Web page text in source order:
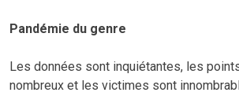
Pandémie du genre
Les données sont inquiétantes, les
nombreux et les victimes sont